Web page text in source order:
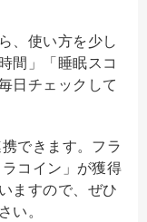
、使い方を少し
間」「睡眠スコ
日チェックして
できます。フラ
コイン」が獲得
ますので、ぜひ
。